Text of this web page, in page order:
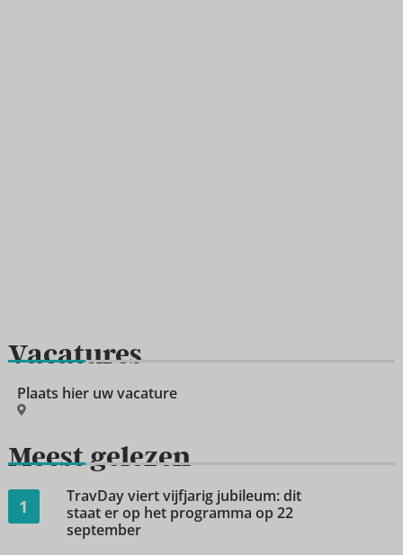
Vacatures
Plaats hier uw vacature
Meest gelezen
1
TravDay viert vijfjarig jubileum: dit
staat er op het programma op 22
september